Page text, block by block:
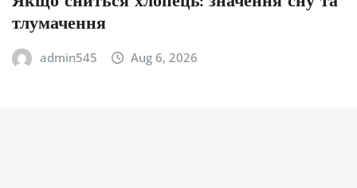
тлумачення
admin545 Aug 6, 2026